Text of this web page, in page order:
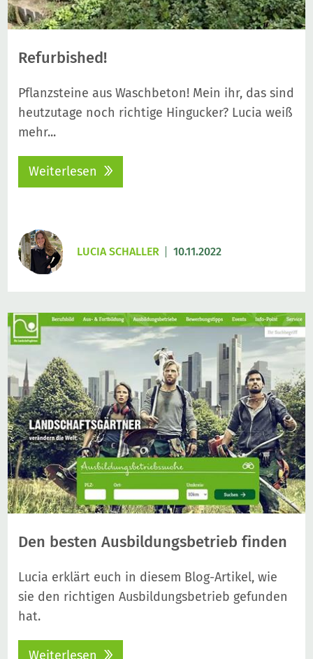
Refurbished!
Pflanzsteine aus Waschbeton! Mein ihr, das sind
heutzutage noch richtige Hingucker? Lucia weiß
mehr...
Weiterlesen
LUCIA SCHALLER 10.11.2022
Den besten Ausbildungsbetrieb finden
Lucia erklärt euch in diesem Blog-Artikel, wie
sie den richtigen Ausbildungsbetrieb gefunden
hat.
Weiterlesen